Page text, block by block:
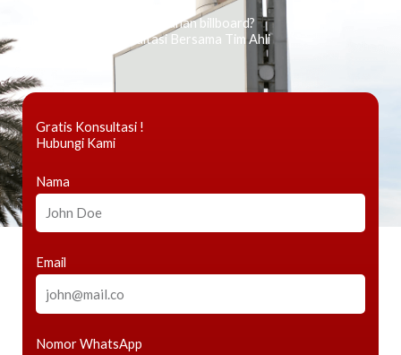
Ingin tahu tentang periklanan billboard?
Kami Berikan Konsultasi Bersama Tim Ahli
Gratis Konsultasi !
Hubungi Kami
Nama
Email
Nomor WhatsApp